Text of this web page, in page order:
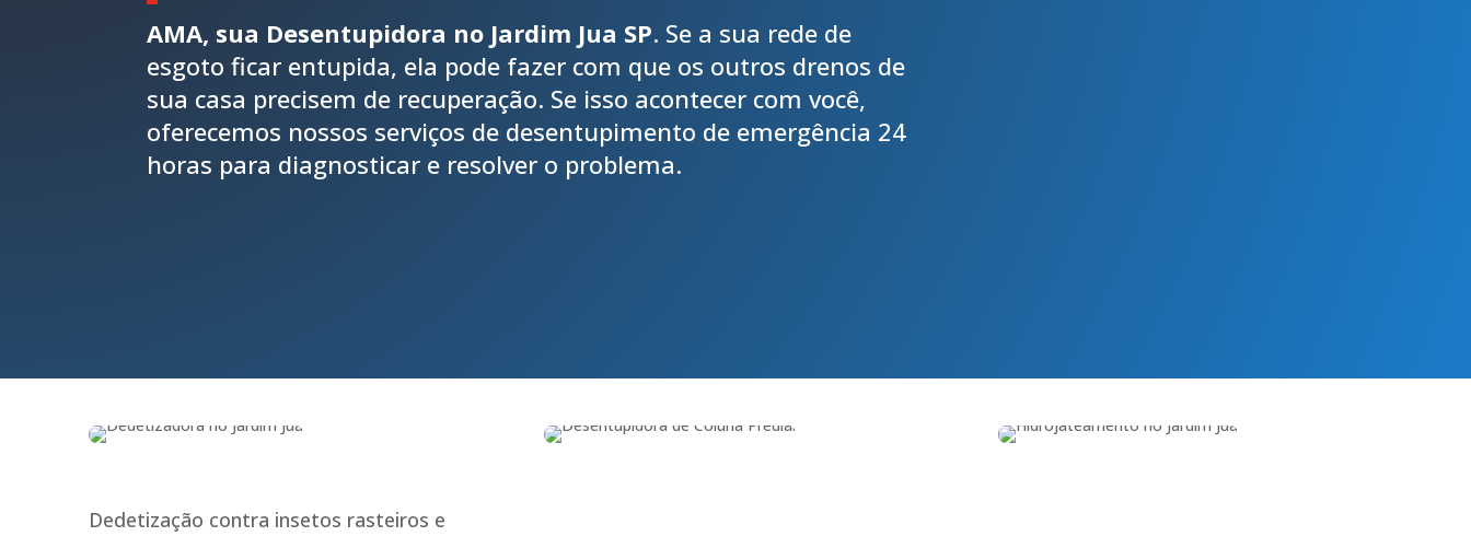
AMA, sua Desentupidora no Jardim Jua SP. Se a sua rede de
esgoto ficar entupida, ela pode fazer com que os outros drenos de
sua casa precisem de recuperação. Se isso acontecer com você,
oferecemos nossos serviços de desentupimento de emergência 24
horas para diagnosticar e resolver o problema.
Dedetização contra insetos rasteiros e